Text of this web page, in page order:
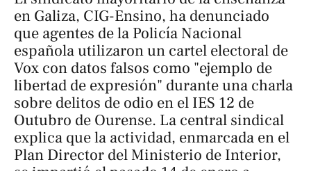
en Galiza, CIG-Ensino, ha denunciado
que agentes de la Policía Nacional
española utilizaron un cartel electoral de
Vox con datos falsos como "ejemplo de
libertad de expresión" durante una charla
sobre delitos de odio en el IES 12 de
Outubro de Ourense. La central sindical
explica que la actividad, enmarcada en el
Plan Director del Ministerio de Interior,